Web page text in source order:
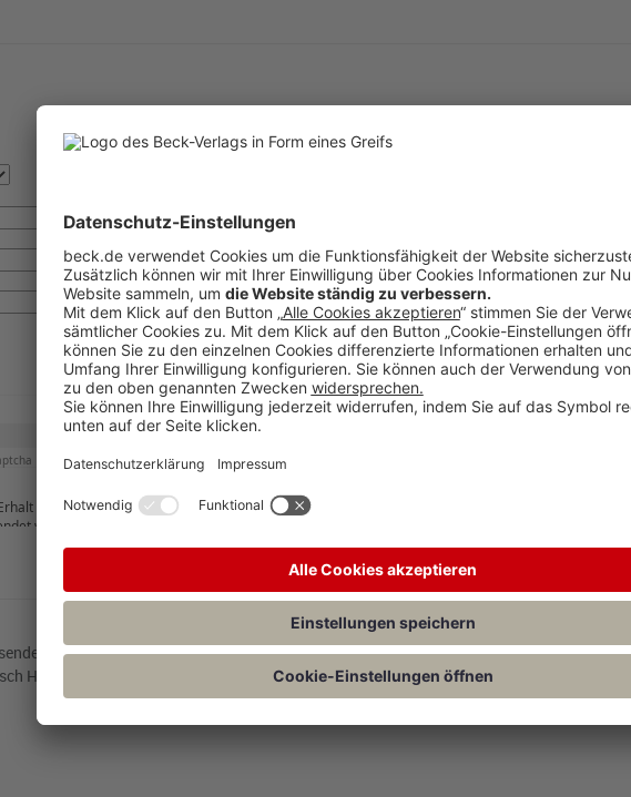
Die meisten E-Mail-Programme (z. B. MS Outlook, Windows Live Mail, Mozilla
HTML-E-Mails empfangen. Die E-Mail-Ansicht ist vergleichbar mit der einer Website: